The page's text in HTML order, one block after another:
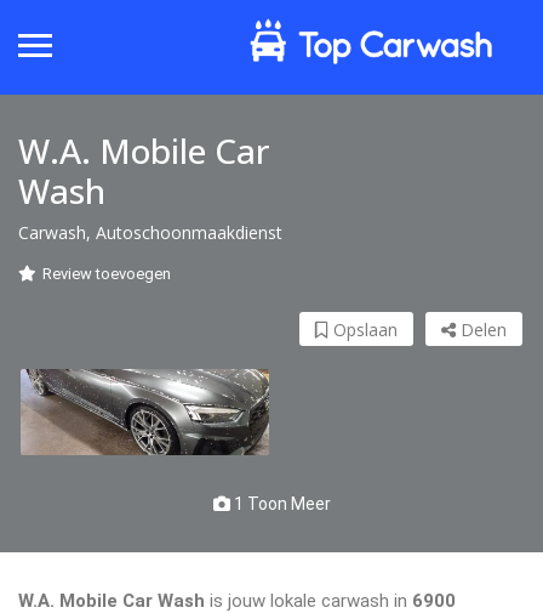
W.A. Mobile Car
Wash
Carwash, Autoschoonmaakdienst
Review toevoegen
Delen
Opslaan
1 Toon Meer
W.A. Mobile Car Wash is jouw lokale carwash in 6900